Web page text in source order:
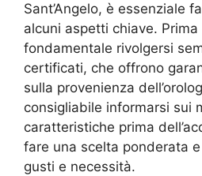
Sant’Angelo, è essenziale
alcuni aspetti chiave.
fondamentale rivolgersi
certificati, che offrono
sulla provenienza
consigliabile informarsi sui
caratteristiche prima
fare una scelta ponderata
gusti e necessità.